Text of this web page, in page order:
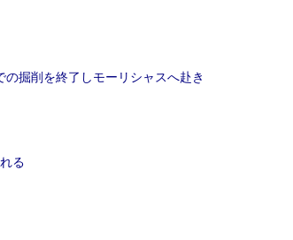
の掘削を終了しモーリシャスへ赴き
る